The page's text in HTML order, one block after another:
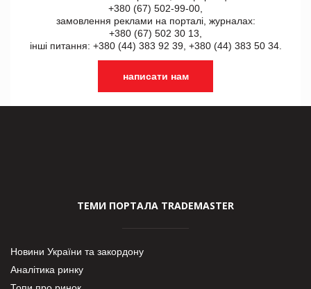
+380 (67) 502-99-00,
замовлення реклами на порталі, журналах:
+380 (67) 502 30 13,
інші питання: +380 (44) 383 92 39, +380 (44) 383 50 34.
написати нам
ТЕМИ ПОРТАЛА TRADEMASTER
Новини України та закордону
Аналітика ринку